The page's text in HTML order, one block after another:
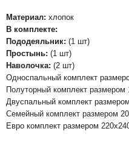
Материал: хлопок
В комплекте:
Пододеяльник: (1 шт)
Простынь: (1 шт)
Наволочка: (2 шт)
Односпальный комплект
Полуторный комплект
Двуспальный комплект
Семейный комплект размером
Евро комплект размером